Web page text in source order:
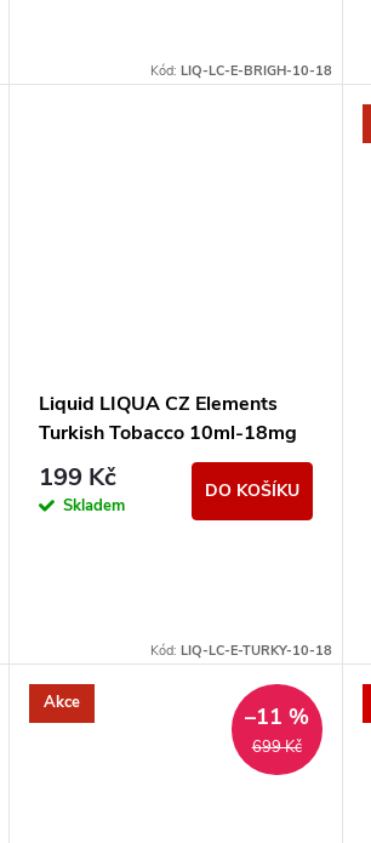
Kód: LIQ-LC-E-BRIGH-10-18
Liquid LIQUA CZ Elements
Turkish Tobacco 10ml-18mg
(Turecký tabák)
199 Kč
Skladem
DO KOŠÍKU
Kód: LIQ-LC-E-TURKY-10-18
Akce
699 Kč
–11 %